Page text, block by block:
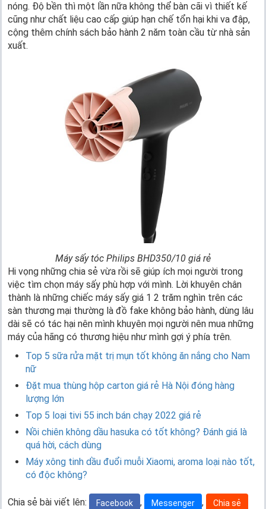
nóng. Độ bền thì một lần nữa không thể bàn cãi vì thiết kế
cũng như chất liệu cao cấp giúp hạn chế tổn hại khi va đập,
cộng thêm chính sách bảo hành 2 năm toàn cầu từ nhà sản
xuất.
Máy sấy tóc Philips BHD350/10 giá rẻ
Hi vọng những chia sẻ vừa rồi sẽ giúp ích mọi người trong
việc tìm chọn máy sấy phù hợp với mình. Lời khuyên chân
thành là những chiếc máy sấy giá 1 2 trăm nghìn trên các
sàn thương mại thường là đồ fake không bảo hành, dùng lâu
dài sẽ có tác hại nên mình khuyên mọi người nên mua những
máy của hãng có thương hiệu như mình gợi ý phía trên.
Top 5 sữa rửa mặt trị mụn tốt không ăn nắng cho Nam
nữ
Đặt mua thùng hộp carton giá rẻ Hà Nội đóng hàng
lượng lớn
Top 5 loại tivi 55 inch bán chạy 2022 giá rẻ
Nồi chiên không dầu hasuka có tốt không? Đánh giá là
quá hời, cách dùng
Máy xông tinh dầu đuổi muỗi Xiaomi, aroma loại nào tốt,
có độc không?
Chia sẻ bài viết lên: Facebook , Messenger , Chia sẻ